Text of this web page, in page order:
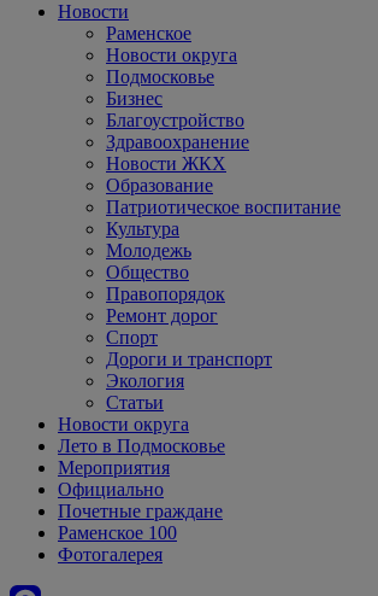
Новости
Раменское
Новости округа
Подмосковье
Бизнес
Благоустройство
Здравоохранение
Новости ЖКХ
Образование
Патриотическое воспитание
Культура
Молодежь
Общество
Правопорядок
Ремонт дорог
Спорт
Дороги и транспорт
Экология
Статьи
Новости округа
Лето в Подмосковье
Мероприятия
Официально
Почетные граждане
Раменское 100
Фотогалерея